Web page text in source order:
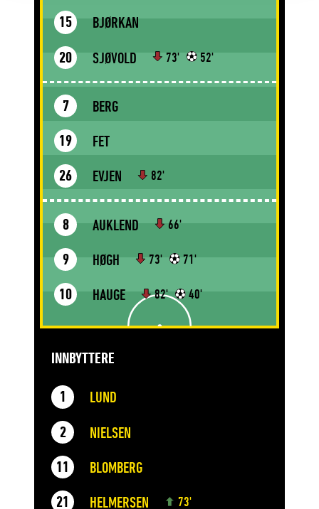
15 BJØRKAN
20 SJØVOLD 73' 52'
7 BERG
19 FET
26 EVJEN 82'
8 AUKLEND 66'
9 HØGH 73' 71'
10 HAUGE 82' 40'
INNBYTTERE
1 LUND
2 NIELSEN
11 BLOMBERG
21 HELMERSEN 73'